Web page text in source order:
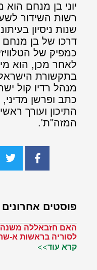
יוני בן מנחם הוא
רשות השידור
שנות ניסיון
דרכו של בן
כמפיק של
לאחר מכן, הוא
בתקשורת
מנהל רדיו קול
כתב ופרשן מדיני,
התיכון ועורך
המזה"ת'.
פוסטים אחרונים
האם חזבאללה משנה
לסוריה בראשות א-
קרא עוד>>